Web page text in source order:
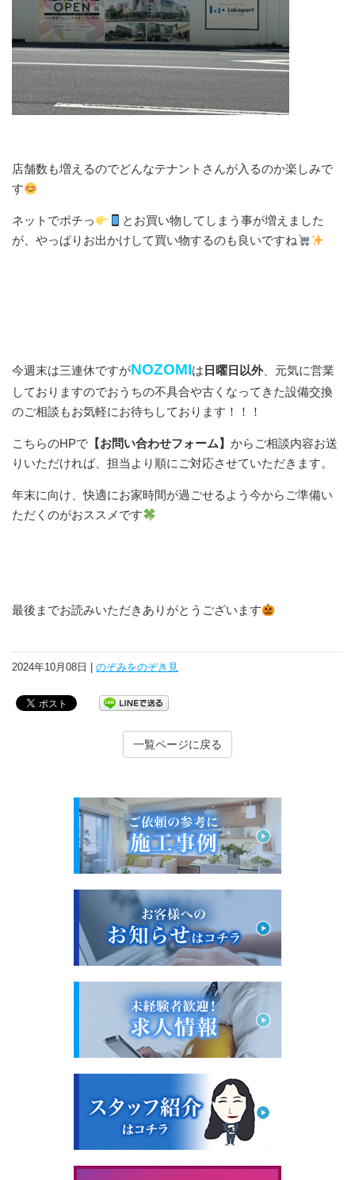
店舗数も増えるのでどんなテナントさんが入るのか楽しみで
す
ネットでポチっ
とお買い物してしまう事が増えました
が、やっぱりお出かけして買い物するのも良いですね
今週末は三連休ですがNOZOMIは 日曜日以外、元気に営業
しておりますのでおうちの不具合や古くなってきた設備交換
のご相談もお気軽にお待ちしております！！！
こちらのHPで 【お問い合わせフォーム】 からご相談内容お送
りいただければ、担当より順にご対応させていただきます。
年末に向け、快適にお家時間が過ごせるよう今からご準備い
ただくのがおススメです
最後までお読みいただきありがとうございます
2024年10月08日 | のぞみをのぞき見
一覧ページに戻る